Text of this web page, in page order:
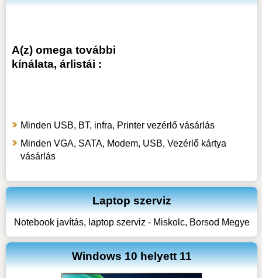
A(z) omega további
kínálata, árlistái :
Minden USB, BT, infra, Printer vezérlő vásárlás
Minden VGA, SATA, Modem, USB, Vezérlő kártya
vásárlás
Laptop szerviz
Notebook javítás, laptop szerviz - Miskolc, Borsod Megye
Windows 10 helyett 11